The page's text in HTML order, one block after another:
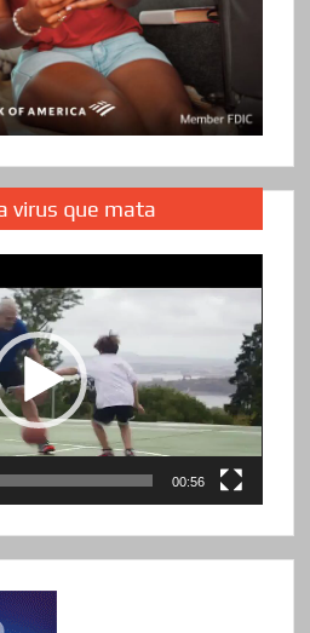
virus que mata
00:56